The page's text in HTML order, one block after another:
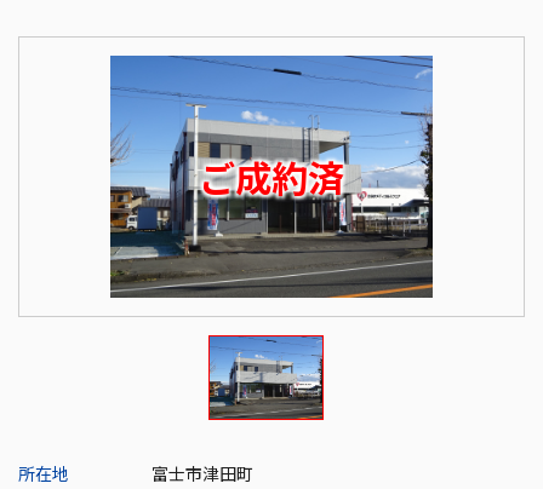
ご成約済
所在地
富士市津田町